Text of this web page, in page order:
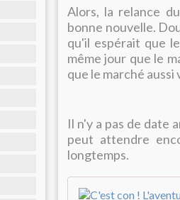
Alors, la relance
bonne nouvelle.
qu'il espérait que
même jour que le
que le marché aussi
Il n'y a pas de date
peut attendre
longtemps.